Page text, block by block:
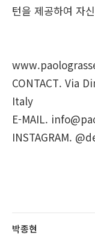
턴을 제공하여 자
CONTACT. Via
Italy
E-MAIL.
INSTAGRAM.
박종현